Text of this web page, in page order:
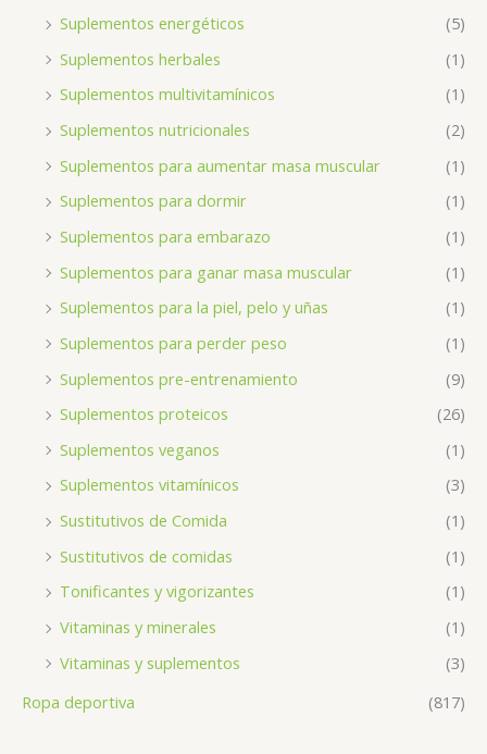
Suplementos energéticos
(5)
Suplementos herbales
(1)
Suplementos multivitamínicos
(1)
Suplementos nutricionales
(2)
Suplementos para aumentar masa muscular
(1)
Suplementos para dormir
(1)
Suplementos para embarazo
(1)
Suplementos para ganar masa muscular
(1)
Suplementos para la piel, pelo y uñas
(1)
Suplementos para perder peso
(1)
Suplementos pre-entrenamiento
(9)
Suplementos proteicos
(26)
Suplementos veganos
(1)
Suplementos vitamínicos
(3)
Sustitutivos de Comida
(1)
Sustitutivos de comidas
(1)
Tonificantes y vigorizantes
(1)
Vitaminas y minerales
(1)
Vitaminas y suplementos
(3)
Ropa deportiva
(817)